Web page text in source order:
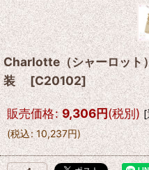
Charlotte（シャーロッ
装 [C20102]
販売価格: 9,306円(税別) [
(税込: 10,237円)